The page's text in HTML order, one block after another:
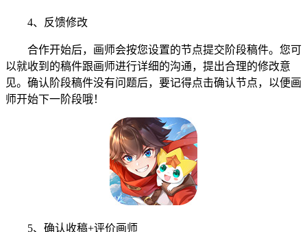
4、反馈修改
合作开始后，画师会按您设置的节点提交阶段稿件。您可
以就收到的稿件跟画师进行详细的沟通，提出合理的修改意
见。确认阶段稿件没有问题后，要记得点击确认节点，以便画
师开始下一阶段哦！
5、确认收稿+评价画师